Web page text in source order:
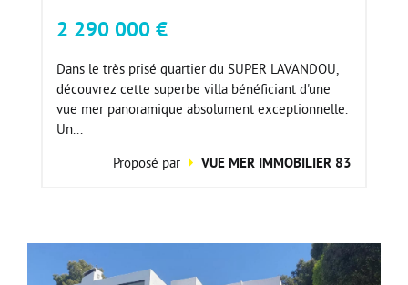
2 290 000 €
Dans le très prisé quartier du SUPER LAVANDOU,
découvrez cette superbe villa bénéficiant d'une
vue mer panoramique absolument exceptionnelle.
Un...
Proposé par
VUE MER IMMOBILIER 83